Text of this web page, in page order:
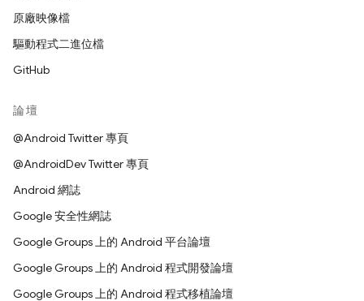
原廠映像檔
驅動程式二進位檔
GitHub
論壇
@Android Twitter 專頁
@AndroidDev Twitter 專頁
Android 網誌
Google 安全性網誌
Google Groups 上的 Android 平台論壇
Google Groups 上的 Android 程式開發論壇
Google Groups 上的 Android 程式移植論壇